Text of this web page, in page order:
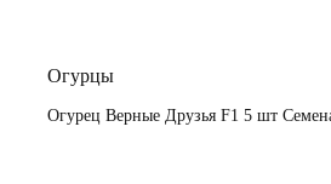
Огурцы
Огурец Верные Друзья F1 5 шт